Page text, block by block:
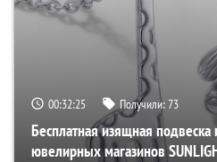
00:32:24 Получили:73
Бесплатная изящная
ювелирных магазинов